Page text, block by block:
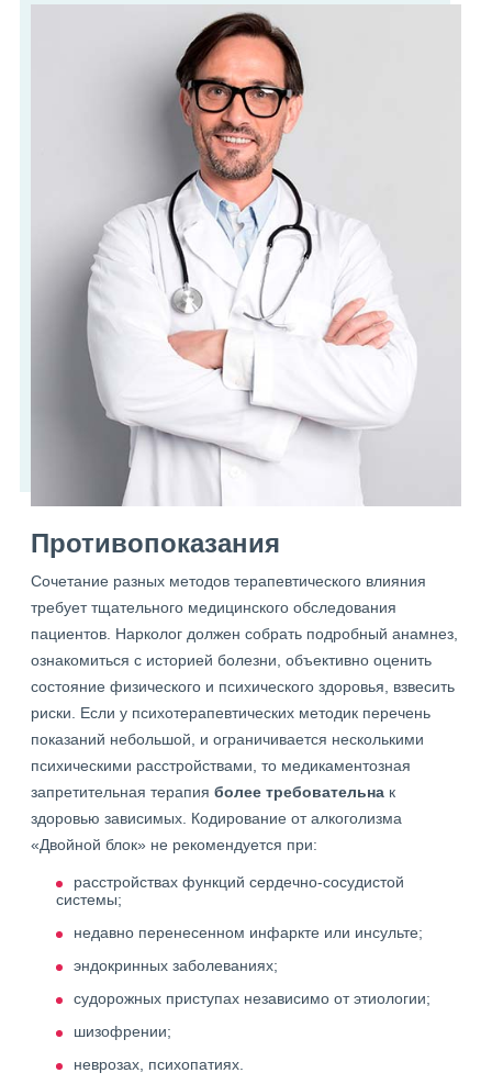
Противопоказания
Сочетание разных методов терапевтического влияния
требует тщательного медицинского обследования
пациентов. Нарколог должен собрать подробный анамнез,
ознакомиться с историей болезни, объективно оценить
состояние физического и психического здоровья, взвесить
риски. Если у психотерапевтических методик перечень
показаний небольшой, и ограничивается несколькими
психическими расстройствами, то медикаментозная
запретительная терапия более требовательна к
здоровью зависимых. Кодирование от алкоголизма
«Двойной блок» не рекомендуется при:
расстройствах функций сердечно-сосудистой
системы;
недавно перенесенном инфаркте или инсульте;
эндокринных заболеваниях;
судорожных приступах независимо от этиологии;
шизофрении;
неврозах, психопатиях.